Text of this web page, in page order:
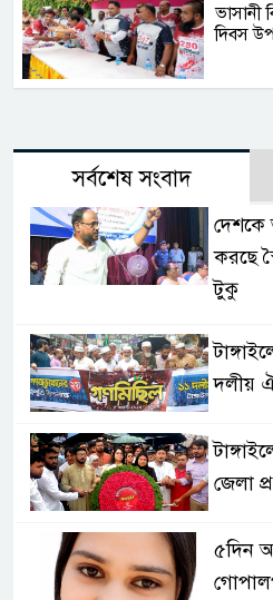
ভাসানী
দিবস
সর্বশেষ সংবাদ
দেশকে
করছে
টুকু
দলীয়
জেলা
৫দিন